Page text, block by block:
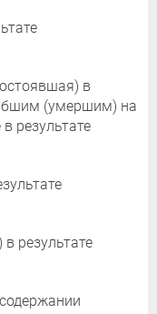
в
(умершим) на
результате
результате